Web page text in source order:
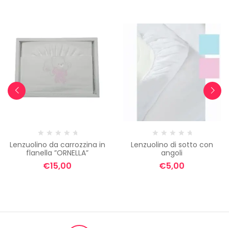
Lenzuolino da carrozzina in
flanella ”ORNELLA”
€15,00
Lenzuolino di sotto con
angoli
€5,00